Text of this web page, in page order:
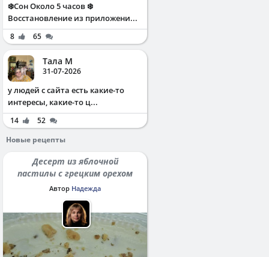
❄️Сон Около 5 часов ❄️
Восстановление из приложени...
8 65
Тала М
31-07-2026
у людей с сайта есть какие-то
интересы, какие-то ц...
14
52
Новые рецепты
Десерт из яблочной
пастилы с грецким орехом
Автор Надежда